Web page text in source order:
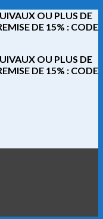
OU PLUS DE
DE 15% : CODE
OU PLUS DE
DE 15% : CODE